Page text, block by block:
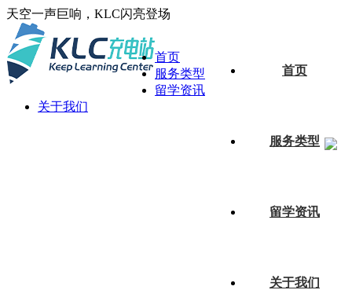
天空一声巨响，KLC闪亮登场
首页
服务类型
留学资讯
关于我们
首页
服务类型
留学资讯
关于我们